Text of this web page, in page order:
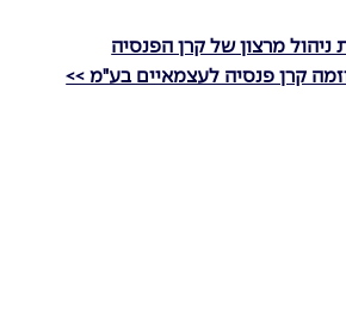
מרצון של קרן הפנסיה
קרן פנסיה לעצמאיים בע"מ >>